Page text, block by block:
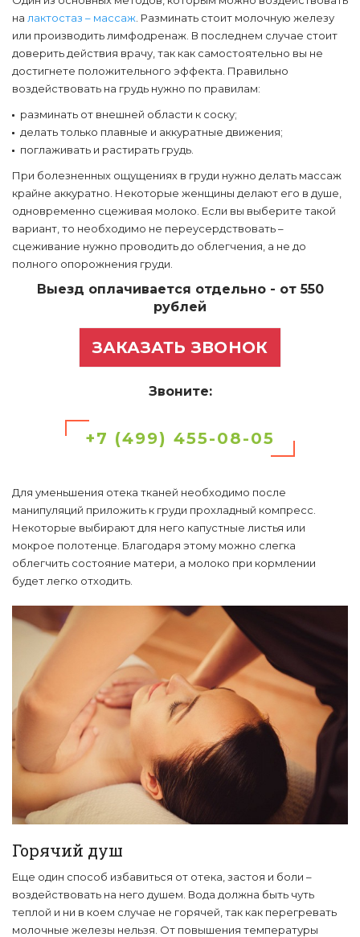
на лактостаз – массаж . Разминать стоит молочную железу
или производить лимфодренаж. В последнем случае стоит
доверить действия врачу, так как самостоятельно вы не
достигнете положительного эффекта. Правильно
воздействовать на грудь нужно по правилам:
разминать от внешней области к соску;
делать только плавные и аккуратные движения;
поглаживать и растирать грудь.
При болезненных ощущениях в груди нужно делать массаж
крайне аккуратно. Некоторые женщины делают его в душе,
одновременно сцеживая молоко. Если вы выберите такой
вариант, то необходимо не переусердствовать –
сцеживание нужно проводить до облегчения, а не до
полного опорожнения груди.
Выезд оплачивается отдельно - от 550
рублей
ЗАКАЗАТЬ ЗВОНОК
Звоните:
+7 (499) 455-08-05
Для уменьшения отека тканей необходимо после
манипуляций приложить к груди прохладный компресс.
Некоторые выбирают для него капустные листья или
мокрое полотенце. Благодаря этому можно слегка
облегчить состояние матери, а молоко при кормлении
будет легко отходить.
Горячий душ
Еще один способ избавиться от отека, застоя и боли –
воздействовать на него душем. Вода должна быть чуть
теплой и ни в коем случае не горячей, так как перегревать
молочные железы нельзя. От повышения температуры